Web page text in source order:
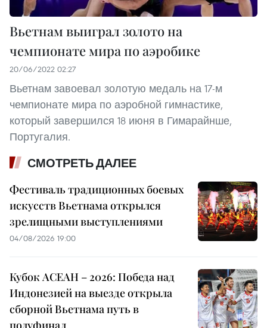
Вьетнам выиграл золото на
чемпионате мира по аэробике
20/06/2022 02:27
Вьетнам завоевал золотую медаль на 17-м
чемпионате мира по аэробной гимнастике,
который завершился 18 июня в Гимарайнше,
Португалия.
СМОТРЕТЬ ДАЛЕЕ
Фестиваль традиционных боевых
искусств Вьетнама открылся
зрелищными выступлениями
04/08/2026 19:00
Кубок АСЕАН – 2026: Победа над
Индонезией на выезде открыла
сборной Вьетнама путь в
полуфинал